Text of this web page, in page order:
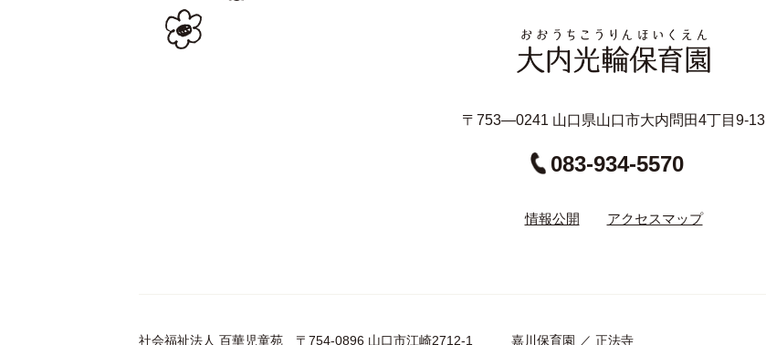
〒753—0241 山口県山口市大内問田4丁目9-13
083-934-5570
情報公開 アクセスマップ
社会福祉法人 百華児童苑 〒754-0896 山口市江崎2712-1 嘉川保育園 ／ 正法寺